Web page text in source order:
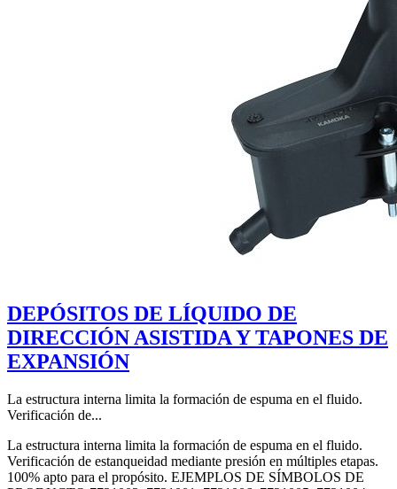
DEPÓSITOS DE LÍQUIDO DE
DIRECCIÓN ASISTIDA Y TAPONES DE
EXPANSIÓN
La estructura interna limita la formación de espuma en el fluido.
Verificación de...
La estructura interna limita la formación de espuma en el fluido.
Verificación de estanqueidad mediante presión en múltiples etapas.
100% apto para el propósito. EJEMPLOS DE SÍMBOLOS DE